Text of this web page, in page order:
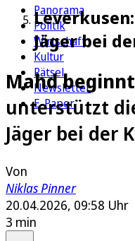
Panorama
Politik
Wirtschaft
Kultur
Rätsel
Newsletter
E-Paper
Jäger bei
Mahd
unterstützt
Jäger bei der
Von
Niklas Pinner
20.04.2026, 09:58 Uhr
3 min